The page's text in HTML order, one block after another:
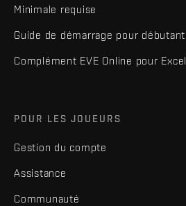
Minimale requise
Guide de démarrage pour débutant
Complément EVE Online pour Excel
POUR LES JOUEURS
Gestion du compte
Assistance
Communauté